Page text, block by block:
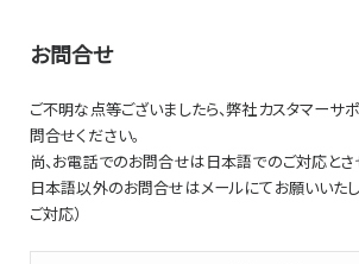
お問合せ
ご不明な点等ございましたら、弊社カスタマーサ
問合せください。
尚、お電話でのお問合せは日本語でのご対応とさ
日本語以外のお問合せはメールにてお願いいたし
ご対応）